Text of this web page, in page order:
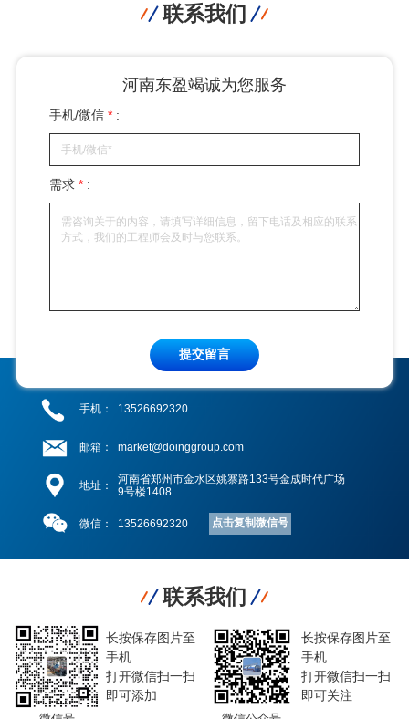
联系我们
河南东盈竭诚为您服务
手机/微信* :
需求* :
提交留言
手机： 13526692320
邮箱： market@doinggroup.com
地址：
河南省郑州市金水区姚寨路133号金成时代广场
9号楼1408
微信： 13526692320 点击复制微信号
联系我们
长按保存图片至
手机
打开微信扫一扫
即可添加
长按保存图片至
手机
打开微信扫一扫
即可关注